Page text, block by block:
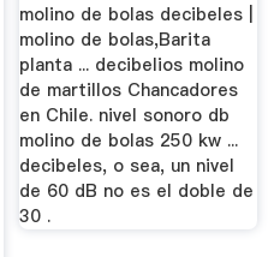
molino de bolas decibeles |
molino de bolas,Barita
planta ... decibelios molino
de martillos Chancadores
en Chile. nivel sonoro db
molino de bolas 250 kw ...
decibeles, o sea, un nivel
de 60 dB no es el doble de
30 .